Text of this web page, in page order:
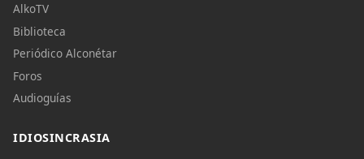
AlkoTV
Biblioteca
Periódico Alconétar
Foros
Audioguías
IDIOSINCRASIA